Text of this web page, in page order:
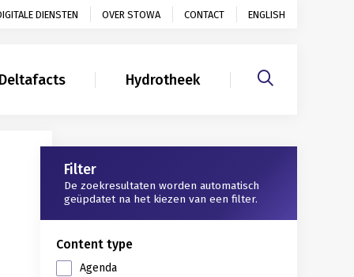
DIENSTEN OVER STOWA CONTACT ENGLISH
Hydrotheek
Gerelateerd
Filter
De zoekresultaten worden automatisch
geüpdatet na het kiezen van een filter.
Content type
Agenda